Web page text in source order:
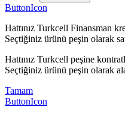
ButtonIcon
Hattınız Turkcell Finansman
Seçtiğiniz ürünü peşin olarak
Hattınız Turkcell peşine
Seçtiğiniz ürünü peşin olarak
Tamam
ButtonIcon